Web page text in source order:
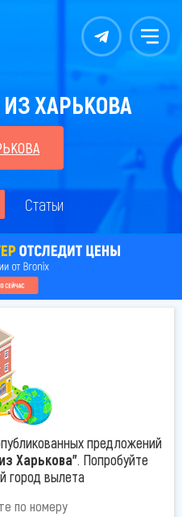
Контакты Меню
ХАРЬКОВА
Статьи
предложений
Харькова". Попробуйте
город вылета
по номеру